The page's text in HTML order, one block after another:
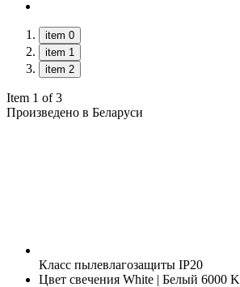
item 0
item 1
item 2
Item 1 of 3
Произведено в Беларуси
Класс пылевлагозащиты IP20
Цвет свечения White | Белый 6000 K